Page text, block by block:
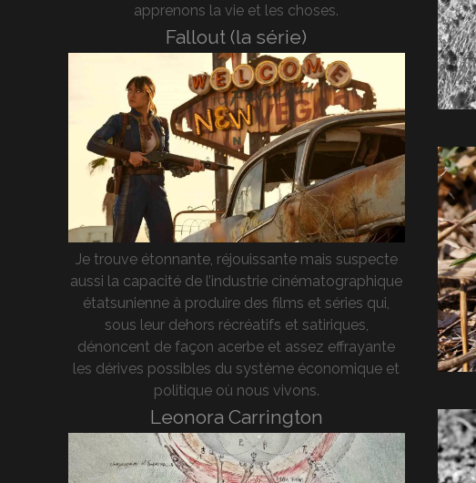
apprenons la vie et les choses.
Fallout (la série)
Je trouve étonnante, réjouissante mais suspecte
aussi la capacité de l’industrie cinématographique
étatsunienne à produire des films et séries qui,
sous leur dehors récréatifs et satiriques,
dénoncent de façon acerbe et assez effrayante
les dérives possibles du système économique et
politique où nous vivons.
Leonora Carrington